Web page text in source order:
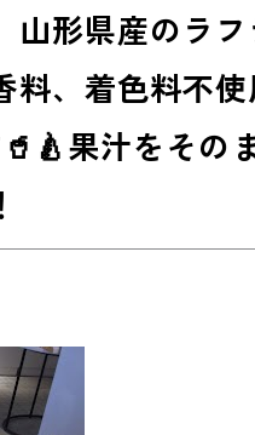
山形県産のラ
、着色料不
果汁をその